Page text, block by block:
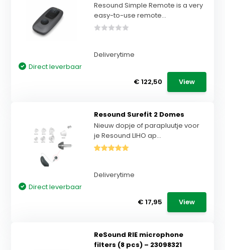
Resound Simple Remote is a very
easy-to-use remote...
Deliverytime
Direct leverbaar
€ 122,50
View
Resound Surefit 2 Domes
Nieuw dopje of parapluutje voor
je Resound LIHO ap...
Deliverytime
Direct leverbaar
€ 17,95
View
ReSound RIE microphone
filters (8 pcs) – 23098321